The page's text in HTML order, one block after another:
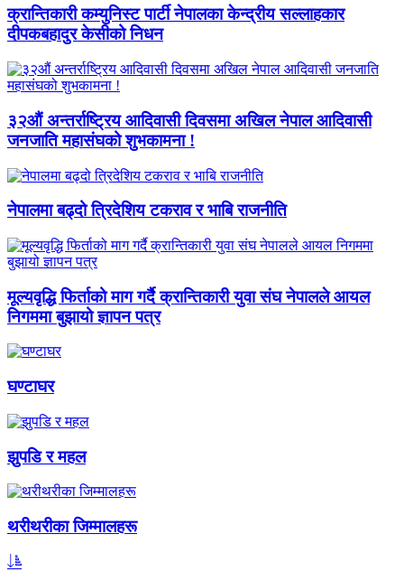
क्रान्तिकारी कम्युनिस्ट पार्टी नेपालका केन्द्रीय सल्लाहकार
दीपकबहादुर केसीको निधन
३२औं अन्तर्राष्ट्रिय आदिवासी दिवसमा अखिल नेपाल आदिवासी
जनजाति महासंघको शुभकामना !
नेपालमा बढ्दो त्रिदेशिय टकराव र भाबि राजनीति
मूल्यवृद्धि फिर्ताको माग गर्दै क्रान्तिकारी युवा संघ नेपालले आयल
निगममा बुझायो ज्ञापन पत्र
घण्टाघर
झुपडि र महल
थरीथरीका जिम्मालहरू